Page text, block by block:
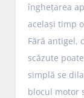
înghețarea
același timp
Fără antigel,
scăzute
simplă se
blocul motor